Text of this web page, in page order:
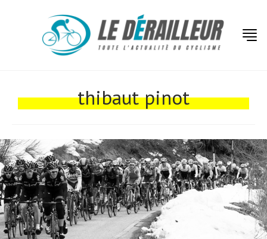
thibaut pinot
Actualités
Tests de produits
Tendances
Tous nos articles
À propos